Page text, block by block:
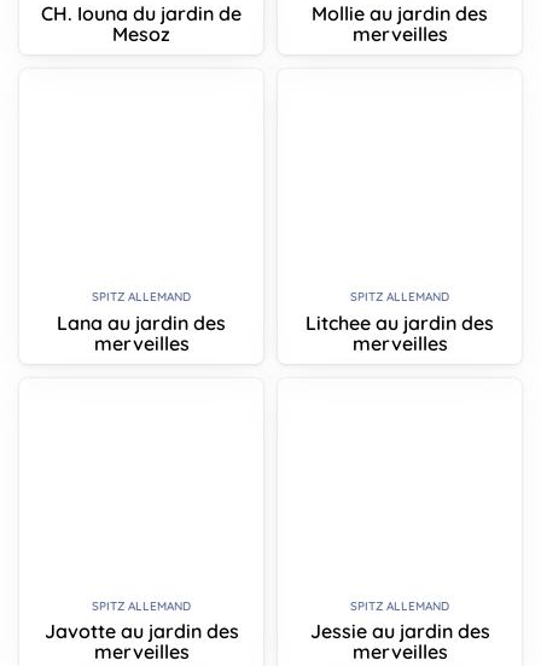
CH. Iouna du jardin de
Mesoz
Mollie au jardin des
merveilles
SPITZ ALLEMAND
Lana au jardin des
merveilles
SPITZ ALLEMAND
Litchee au jardin des
merveilles
SPITZ ALLEMAND
Javotte au jardin des
merveilles
SPITZ ALLEMAND
Jessie au jardin des
merveilles